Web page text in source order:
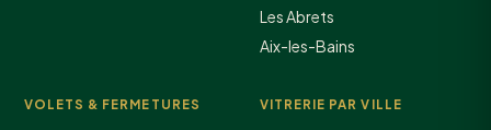
Les Abrets
Aix-les-Bains
VOLETS & FERMETURES VITRERIE PAR VILLE